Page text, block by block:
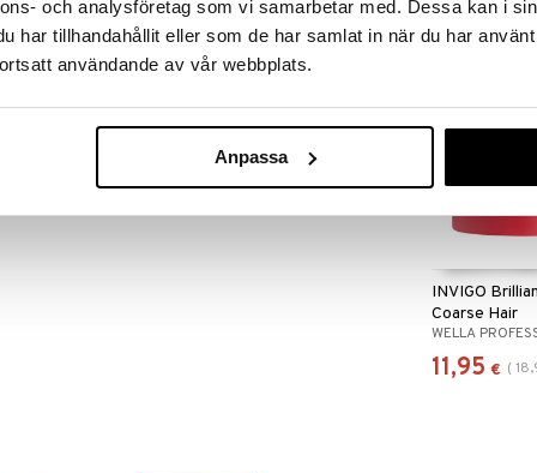
och analysföretag som vi samarbetar med. Dessa kan i
har tillhandahållit eller som de har samlat in när du har
användande av vår webbplats.
Anpassa
; GUAR HYDROXYPROPYLTRIMONIUM
; TOCOPHEROL ; SODIUM BENZOATE ;
; HEXYL CINNAMAL ;
14,95 €
INVIGO
Coarse Hair
WELLA
11,95 € (